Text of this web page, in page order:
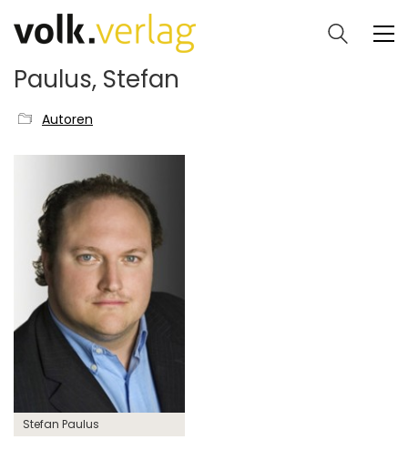
Paulus, Stefan
Autoren
Stefan Paulus